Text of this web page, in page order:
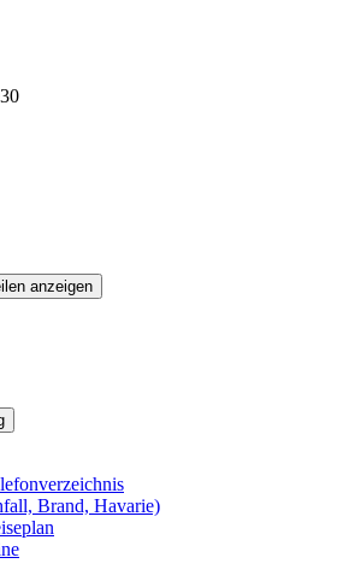
anzeigen
Brand, Havarie)